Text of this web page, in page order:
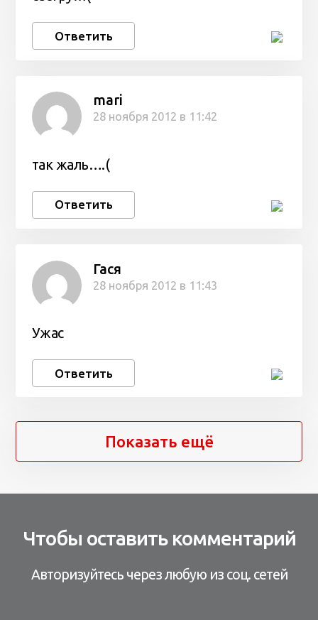
Ответить
mari
28 ноября 2012 в 11:42
так жаль….(
Ответить
Гася
28 ноября 2012 в 11:43
Ужас
Ответить
Показать ещё
Чтобы оставить комментарий
Авторизуйтесь через любую из соц. сетей